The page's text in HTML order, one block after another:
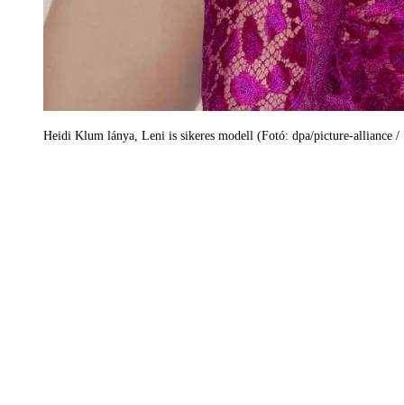
Heidi Klum lánya, Leni is sikeres modell (Fotó: dpa/picture-alliance